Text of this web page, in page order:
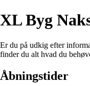
XL Byg
Er du på udkig efter
finder du alt hvad du
Åbningstider